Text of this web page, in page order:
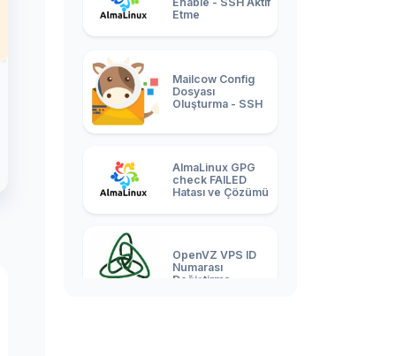
Etme
Mailcow Config
Dosyası
Oluşturma - SSH
AlmaLinux GPG
check FAILED
Hatası ve Çözümü
OpenVZ VPS ID
Numarası
Değiştirme